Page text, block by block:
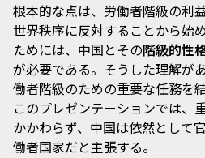
根本的な点は、労働者階級の利
世界秩序に反対することから始
ためには、中国とその階級的性
が必要である。そうした理解が
働者階級のための重要な任務を
このプレゼンテーションでは、
かかわらず、中国は依然として
働者国家だと主張する。